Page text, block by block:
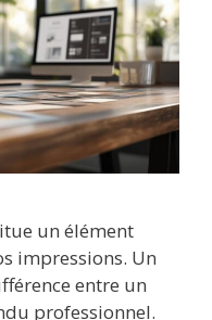
un élément
impressions. Un
entre un
professionnel.